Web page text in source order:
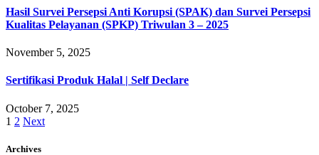
Hasil Survei Persepsi Anti Korupsi (SPAK) dan Survei Persepsi
Kualitas Pelayanan (SPKP) Triwulan 3 – 2025
November 5, 2025
Sertifikasi Produk Halal | Self Declare
October 7, 2025
1 2 Next
Archives